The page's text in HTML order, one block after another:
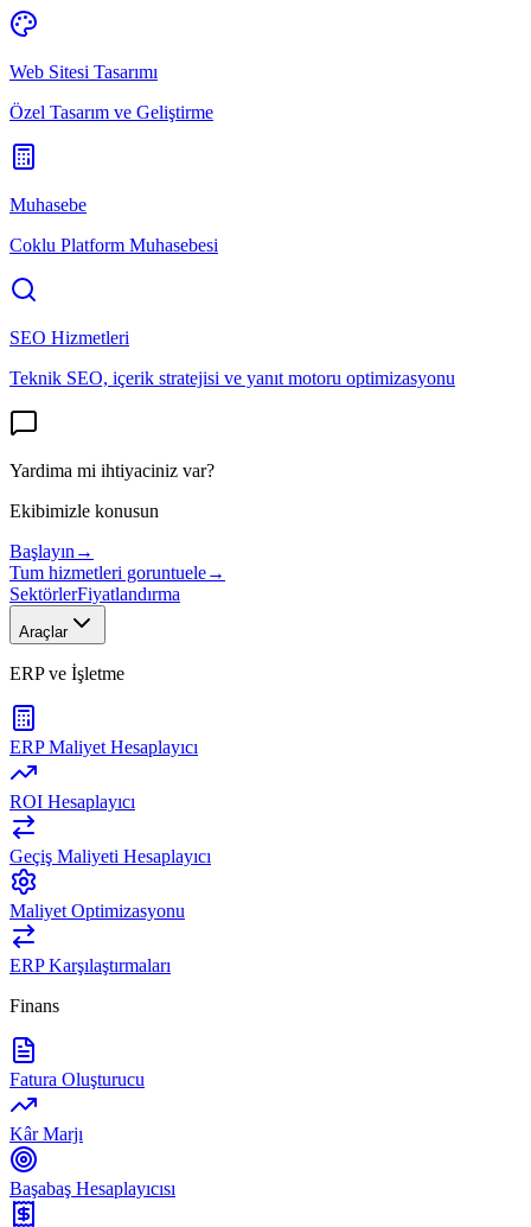
Web Sitesi Tasarımı
Özel Tasarım ve Geliştirme
Muhasebe
Coklu Platform Muhasebesi
SEO Hizmetleri
Teknik SEO, içerik stratejisi ve yanıt motoru optimizasyonu
Yardima mi ihtiyaciniz var?
Ekibimizle konusun
Başlayın →
Tum hizmetleri goruntuele→
SektörlerFiyatlandırma
Araçlar
ERP ve İşletme
ERP Maliyet Hesaplayıcı
ROI Hesaplayıcı
Geçiş Maliyeti Hesaplayıcı
Maliyet Optimizasyonu
ERP Karşılaştırmaları
Finans
Fatura Oluşturucu
Kâr Marjı
Başabaş Hesaplayıcısı